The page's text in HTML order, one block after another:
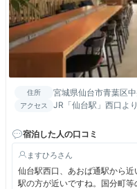
住所 宮城県仙台市青葉区
アクセス
JR「仙台駅」西口よ
宿泊した人の口コミ
ますひろ
仙台駅西口、あおば通駅から
駅の方が近いですね。国分町等